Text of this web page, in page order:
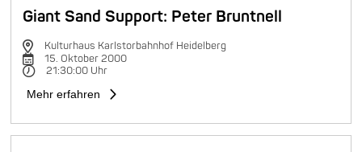
Giant Sand Support: Peter Bruntnell
Kulturhaus Karlstorbahnhof Heidelberg
15. Oktober 2000
21:30:00 Uhr
Mehr erfahren